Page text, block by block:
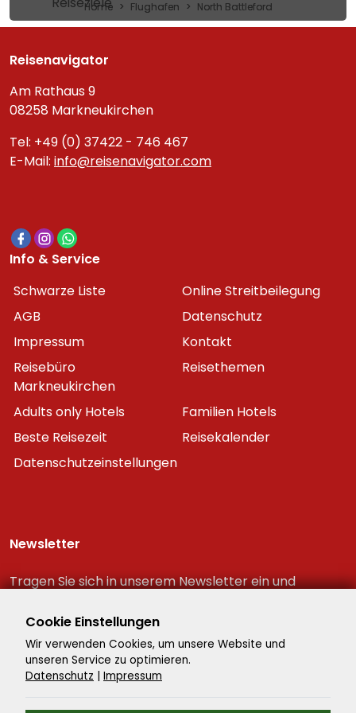
Home Flughafen North Battleford
Reisenavigator
Am Rathaus 9
08258 Markneukirchen
Tel: +49 (0) 37422 - 746 467
E-Mail: info@reisenavigator.com
Info & Service
Schwarze Liste
Online Streitbeilegung
AGB
Datenschutz
Impressum
Kontakt
Reisebüro
Markneukirchen
Reisethemen
Adults only Hotels
Familien Hotels
Beste Reisezeit
Reisekalender
Datenschutzeinstellungen
Newsletter
Tragen Sie sich in unserem Newsletter ein und
Reiseschnäppchen!
Cookie Einstellungen
Wir verwenden Cookies, um unsere Website und
unseren Service zu optimieren.
Datenschutz | Impressum